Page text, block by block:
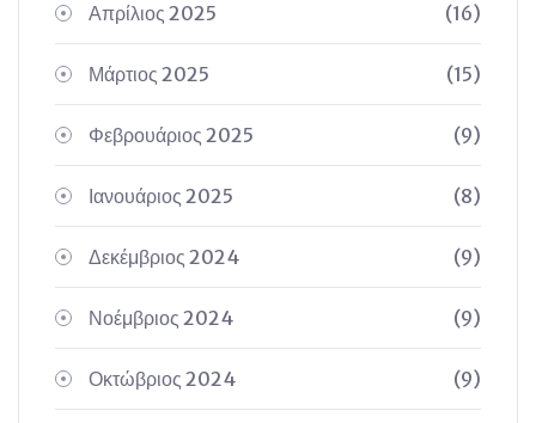
Απρίλιος 2025 (16)
Μάρτιος 2025 (15)
Φεβρουάριος 2025 (9)
Ιανουάριος 2025 (8)
Δεκέμβριος 2024 (9)
Νοέμβριος 2024 (9)
Οκτώβριος 2024 (9)